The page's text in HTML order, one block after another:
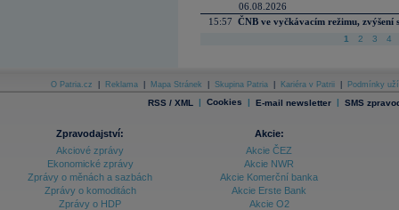
06.08.2026
15:57 ČNB ve vyčkávacím režimu, zvýšení
1 2 3 4
O Patria.cz Reklama Mapa Stránek Skupina Patria Kariéra v Patrii Podmínky
RSS / XML | Cookies | E-mail newsletter | SMS
Zpravodajství:
Akciové zprávy
Ekonomické zprávy
Zprávy o měnách a sazbách
Zprávy o komoditách
Zprávy o HDP
Akcie:
Akcie ČEZ
Akcie NWR
Akcie Komerční banka
Akcie Erste Bank
Akcie O2